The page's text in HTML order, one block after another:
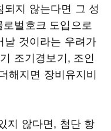
지 않는다면 그 성
벌호크 도입으로
날 것이라는 우려가
조기경보기, 조인
해지면 장비유지비
지 않다면, 첨단 항